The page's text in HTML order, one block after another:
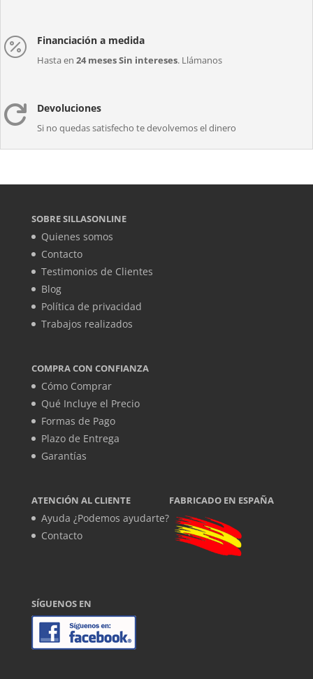
 Financiación a medida
Hasta en 24 meses Sin intereses. Llámanos
 Devoluciones
Si no quedas satisfecho te devolvemos el dinero
SOBRE SILLASONLINE
Quienes somos
Contacto
Testimonios de Clientes
Blog
Política de privacidad
Trabajos realizados
COMPRA CON CONFIANZA
Cómo Comprar
Qué Incluye el Precio
Formas de Pago
Plazo de Entrega
Garantías
ATENCIÓN AL CLIENTE
Ayuda ¿Podemos ayudarte?
Contacto
FABRICADO EN ESPAÑA
SÍGUENOS EN